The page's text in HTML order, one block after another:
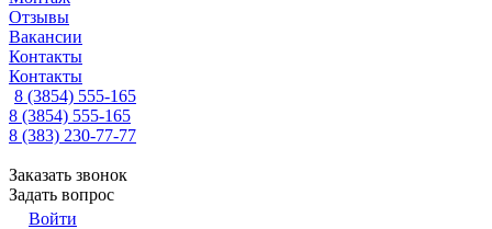
Отзывы
Вакансии
Контакты
Контакты
8 (3854) 555-165
8 (3854) 555-165
8 (383) 230-77-77
Заказать звонок
Задать вопрос
Войти